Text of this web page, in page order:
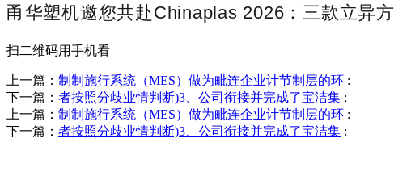
甬华塑机邀您共赴Chinaplas 2026：三款立异
扫二维码用手机看
上一篇： 制制施行系统（MES）做为毗连企业计节制层的环 :
下一篇： 者按照分歧业情判断)3、公司衔接并完成了宝洁集 :
上一篇： 制制施行系统（MES）做为毗连企业计节制层的环 :
下一篇： 者按照分歧业情判断)3、公司衔接并完成了宝洁集 :